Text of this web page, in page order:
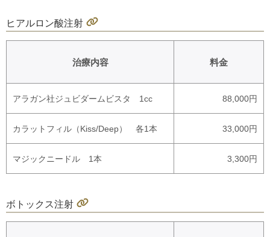
ヒアルロン酸注射
治療内容 料金
アラガン社ジュビダームビスタ 1cc 88,000円
カラットフィル（Kiss/Deep） 各1本 33,000円
マジックニードル 1本 3,300円
ボトックス注射